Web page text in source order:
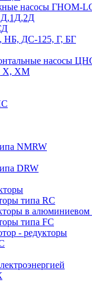
насосы
Д,1Д,2Д
ДС-125, Г, БГ
насосы
Х, ХМ
NMRW
DRW
типа RC
в алюминиевом
типа FC
- редукторы